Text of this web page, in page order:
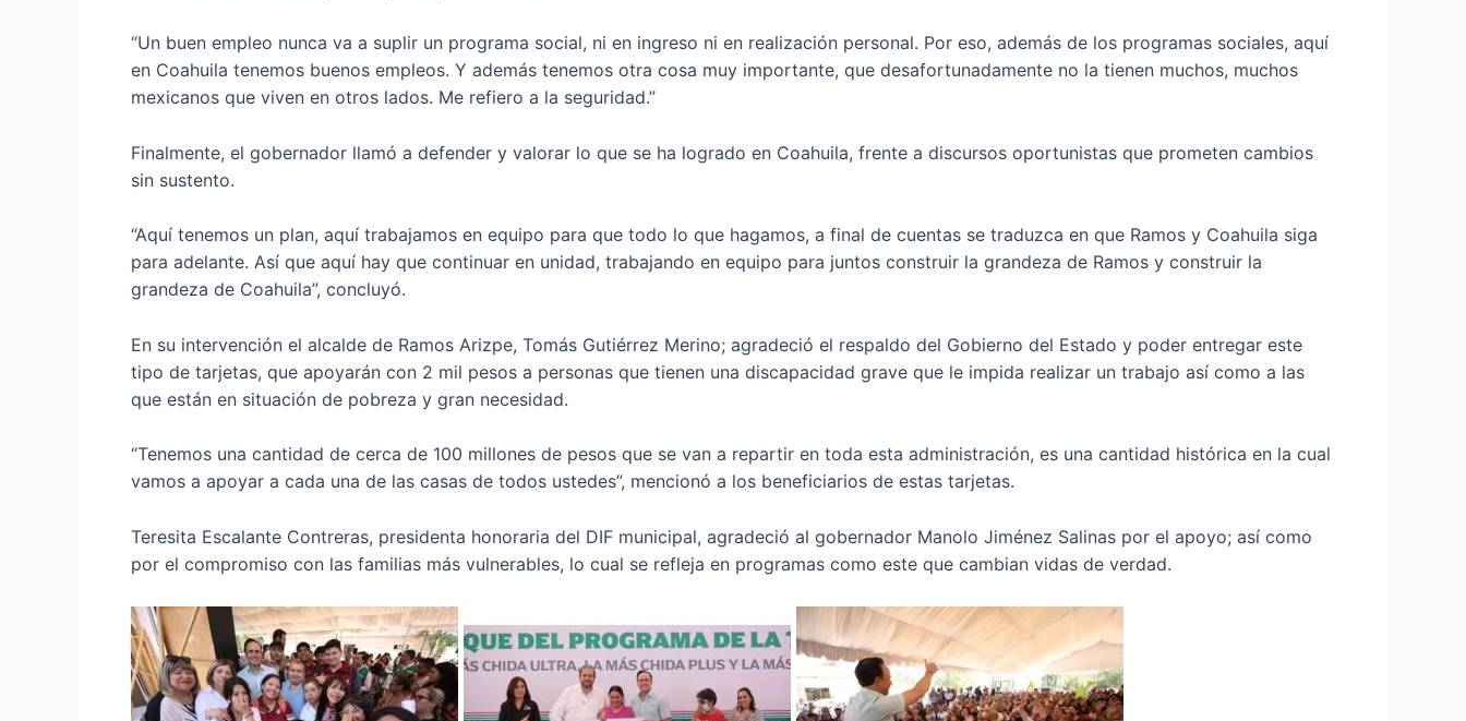
“Un buen empleo nunca va a suplir un programa social, ni en ingreso ni en realización personal. Por eso, además de los programas sociales, aquí
en Coahuila tenemos buenos empleos. Y además tenemos otra cosa muy importante, que desafortunadamente no la tienen muchos, muchos
mexicanos que viven en otros lados. Me refiero a la seguridad.”
Finalmente, el gobernador llamó a defender y valorar lo que se ha logrado en Coahuila, frente a discursos oportunistas que prometen cambios
sin sustento.
“Aquí tenemos un plan, aquí trabajamos en equipo para que todo lo que hagamos, a final de cuentas se traduzca en que Ramos y Coahuila siga
para adelante. Así que aquí hay que continuar en unidad, trabajando en equipo para juntos construir la grandeza de Ramos y construir la
grandeza de Coahuila”, concluyó.
En su intervención el alcalde de Ramos Arizpe, Tomás Gutiérrez Merino; agradeció el respaldo del Gobierno del Estado y poder entregar este
tipo de tarjetas, que apoyarán con 2 mil pesos a personas que tienen una discapacidad grave que le impida realizar un trabajo así como a las
que están en situación de pobreza y gran necesidad.
“Tenemos una cantidad de cerca de 100 millones de pesos que se van a repartir en toda esta administración, es una cantidad histórica en la cual
vamos a apoyar a cada una de las casas de todos ustedes”, mencionó a los beneficiarios de estas tarjetas.
Teresita Escalante Contreras, presidenta honoraria del DIF municipal, agradeció al gobernador Manolo Jiménez Salinas por el apoyo; así como
por el compromiso con las familias más vulnerables, lo cual se refleja en programas como este que cambian vidas de verdad.